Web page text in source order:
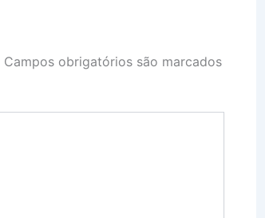
Campos obrigatórios são marcados